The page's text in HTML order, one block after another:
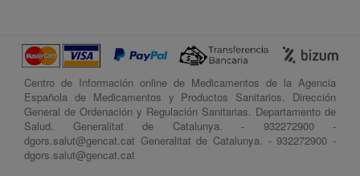
Centro de Información online de Medicamentos de la Agencia
Española de Medicamentos y Productos Sanitarios. Dirección
General de Ordenación y Regulación Sanitarias. Departamento de
Salud. Generalitat de Catalunya. - 932272900 -
dgors.salut@gencat.cat Generalitat de Catalunya. - 932272900 -
dgors.salut@gencat.cat